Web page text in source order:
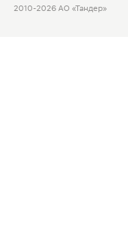
2010-2026 АО «Тандер»